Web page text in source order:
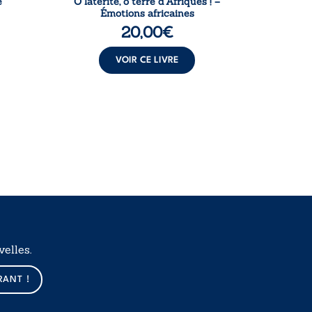
Émotions africaines
20,00€
VOIR CE LIVRE
!